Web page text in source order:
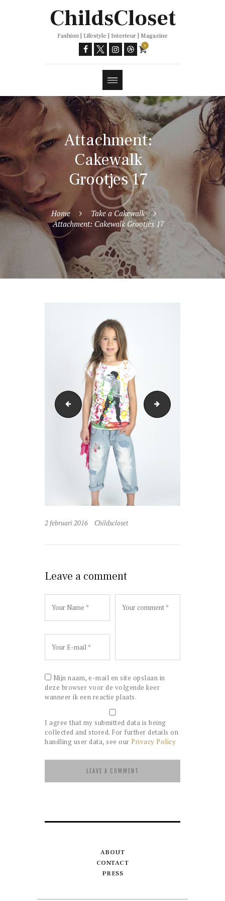
ChildsCloset
Fashion | Lifestyle | Interieur | Magazine
0
Attachment:
Cakewalk
Grootjes 17
Home
Take a Cakewalk
Attachment: Cakewalk Grootjes 17
Cakewalk MINI 3 Cakewalk MINI 7
2 februari 2016 Childscloset
Leave a comment
Mijn naam, e-mail en site opslaan in
deze browser voor de volgende keer
wanneer ik een reactie plaats.
I agree that my submitted data is being
collected and stored. For further details on
handling user data, see our Privacy Policy
ABOUT
CONTACT
PRESS